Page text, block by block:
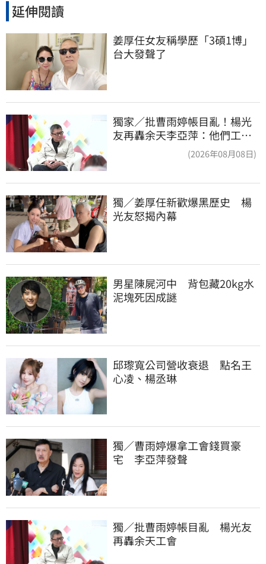
延伸閱讀
姜厚任女友稱學歷「3碩1博」
台大發聲了
獨家／批曹雨婷帳目亂！楊光
友再轟余天李亞萍：他們工會
(2026年08月08日)
獨／姜厚任新歡爆黑歷史　楊
光友怒揭內幕
男星陳屍河中　背包藏20kg水
泥塊死因成謎
邱瓈寬公司營收衰退　點名王
心凌、楊丞琳
獨／曹雨婷爆拿工會錢買豪
宅　李亞萍發聲
獨／批曹雨婷帳目亂　楊光友
再轟余天工會